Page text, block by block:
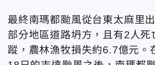
最終南瑪都颱風從台東太麻里
部分地區道路坍方，且有2人死
蹤，農林漁牧損失約6.7億元。